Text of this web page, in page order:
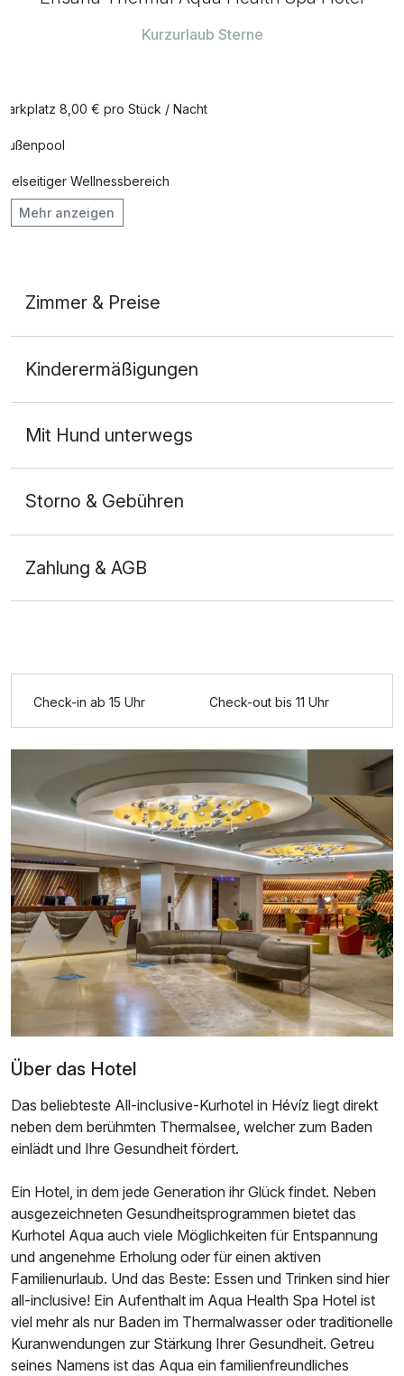
Kurzurlaub Sterne
Parkplatz 8,00 € pro Stück / Nacht
Außenpool
Vielseitiger Wellnessbereich
Hunde im Hotel erlaubt für 25,00 € pro Stück / Nacht
Mehr anzeigen
Zimmer & Preise
2 Erwachsene und 1 Kind
Einzelzimmer Superior
1 Erwachsenen und 1 Kind
Ausstattung
Für 5 Tage p.P. ab572,00 €
Kinderermäßigungen
Mit Hund unterwegs
Storno & Gebühren
Zahlung & AGB
Check-in ab 15 Uhr Check-out bis 11 Uhr
Über das Hotel
Das beliebteste All-inclusive-Kurhotel in Hévíz liegt direkt
neben dem berühmten Thermalsee, welcher zum Baden
einlädt und Ihre Gesundheit fördert.
Ein Hotel, in dem jede Generation ihr Glück findet. Neben
ausgezeichneten Gesundheitsprogrammen bietet das
Kurhotel Aqua auch viele Möglichkeiten für Entspannung
und angenehme Erholung oder für einen aktiven
Familienurlaub. Und das Beste: Essen und Trinken sind hier
all-inclusive! Ein Aufenthalt im Aqua Health Spa Hotel ist
viel mehr als nur Baden im Thermalwasser oder traditionelle
Kuranwendungen zur Stärkung Ihrer Gesundheit. Getreu
seines Namens ist das Aqua ein familienfreundliches